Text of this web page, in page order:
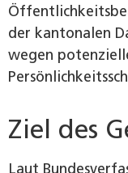
der kantonalen
wegen
Ziel des
Laut